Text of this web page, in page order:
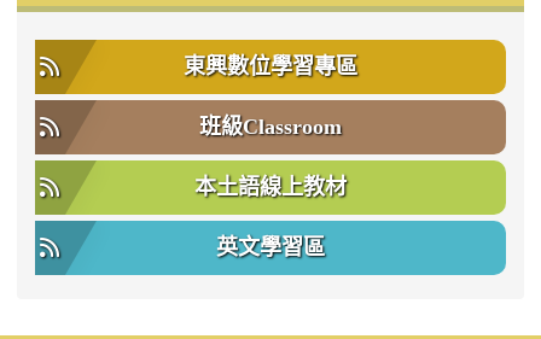
東興數位學習專區
班級Classroom
本土語線上教材
英文學習區